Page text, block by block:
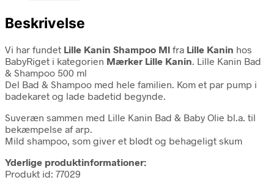
Beskrivelse
Vi har fundet Lille Kanin Shampoo Ml fra Lille Kanin hos
BabyRiget i kategorien Mærker Lille Kanin. Lille Kanin Bad
& Shampoo 500 ml
Del Bad & Shampoo med hele familien. Kom et par pump i
badekaret og lade badetid begynde.
Suveræn sammen med Lille Kanin Bad & Baby Olie bl.a. til
bekæmpelse af arp.
Mild shampoo, som giver et blødt og behageligt skum
Yderlige produktinformationer:
Produkt id: 77029